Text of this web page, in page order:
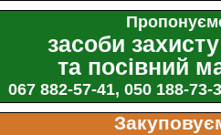
засоби
та посівний
067 882-57-41, 050 188-73-